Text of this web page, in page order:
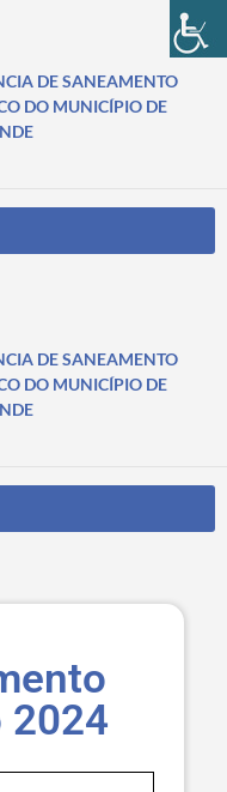
DE SANEAMENTO
DO MUNICÍPIO DE
DE SANEAMENTO
DO MUNICÍPIO DE
2024